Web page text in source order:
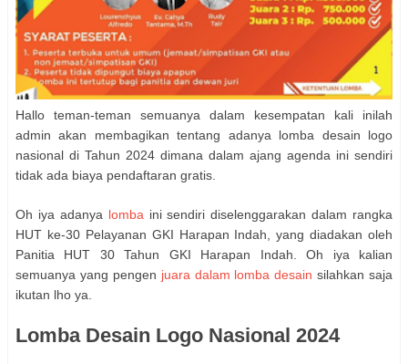
Hallo teman-teman semuanya dalam kesempatan kali inilah
admin akan membagikan tentang adanya lomba desain logo
nasional di Tahun 2024 dimana dalam ajang agenda ini sendiri
tidak ada biaya pendaftaran gratis.
Oh iya adanya lombaini sendiri diselenggarakan dalam rangka
HUT ke-30 Pelayanan GKI Harapan Indah, yang diadakan oleh
Panitia HUT 30 Tahun GKI Harapan Indah. Oh iya kalian
semuanya yang pengen juara dalam lomba desain silahkan saja
ikutan lho ya.
Lomba Desain Logo Nasional 2024